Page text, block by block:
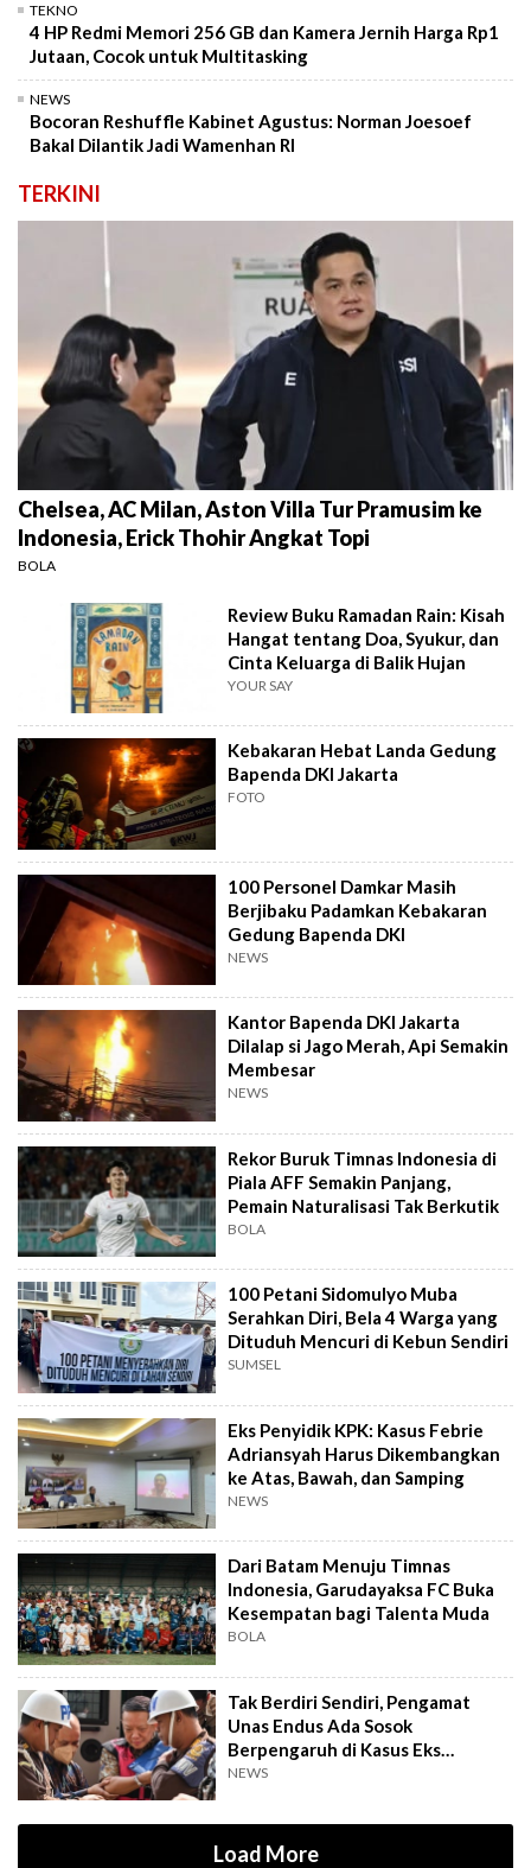
TEKNO
4 HP Redmi Memori 256 GB dan Kamera Jernih Harga Rp1
Jutaan, Cocok untuk Multitasking
NEWS
Bocoran Reshuffle Kabinet Agustus: Norman Joesoef
Bakal Dilantik Jadi Wamenhan RI
TERKINI
Chelsea, AC Milan, Aston Villa Tur Pramusim ke
Indonesia, Erick Thohir Angkat Topi
BOLA
Review Buku Ramadan Rain: Kisah
Hangat tentang Doa, Syukur, dan
Cinta Keluarga di Balik Hujan
YOUR SAY
Kebakaran Hebat Landa Gedung
Bapenda DKI Jakarta
FOTO
100 Personel Damkar Masih
Berjibaku Padamkan Kebakaran
Gedung Bapenda DKI
NEWS
Kantor Bapenda DKI Jakarta
Dilalap si Jago Merah, Api Semakin
Membesar
NEWS
Rekor Buruk Timnas Indonesia di
Piala AFF Semakin Panjang,
Pemain Naturalisasi Tak Berkutik
BOLA
100 Petani Sidomulyo Muba
Serahkan Diri, Bela 4 Warga yang
Dituduh Mencuri di Kebun Sendiri
SUMSEL
Eks Penyidik KPK: Kasus Febrie
Adriansyah Harus Dikembangkan
ke Atas, Bawah, dan Samping
NEWS
Dari Batam Menuju Timnas
Indonesia, Garudayaksa FC Buka
Kesempatan bagi Talenta Muda
BOLA
Tak Berdiri Sendiri, Pengamat
Unas Endus Ada Sosok
Berpengaruh di Kasus Eks
Jampidsus
NEWS
Load More